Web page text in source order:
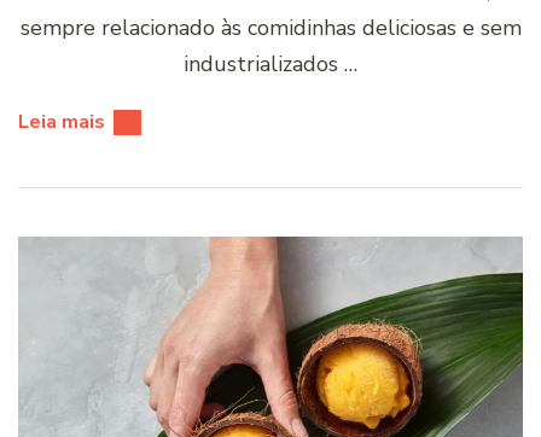
sempre relacionado às comidinhas deliciosas e sem
industrializados …
Leia mais